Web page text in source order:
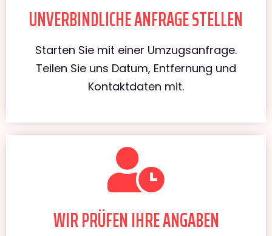
UNVERBINDLICHE ANFRAGE STELLEN
Starten Sie mit einer Umzugsanfrage.
Teilen Sie uns Datum, Entfernung und
Kontaktdaten mit.
WIR PRÜFEN IHRE ANGABEN